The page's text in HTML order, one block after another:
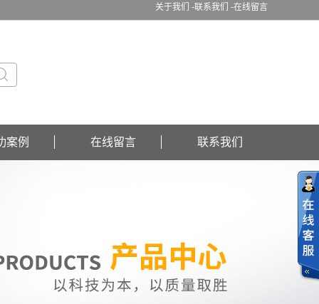
关于我们 -联系我们 -在线留言
案例 在线留言 联系我们